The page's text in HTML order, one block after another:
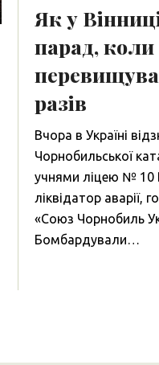
Як у
парад, коли
разів
Вчора в Україні
Чорнобильської
учнями ліцею № 10
ліквідатор аварії,
«Союз Чорнобиль
Бомбардували…